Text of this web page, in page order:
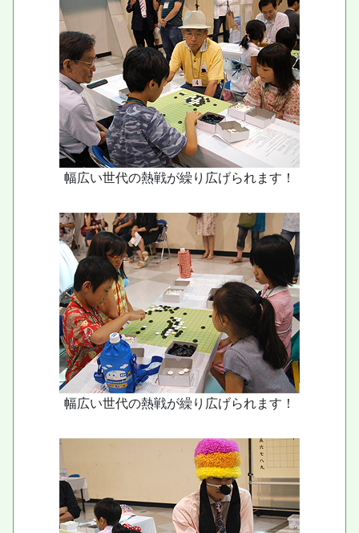
幅広い世代の熱戦が繰り広げられます！
幅広い世代の熱戦が繰り広げられます！